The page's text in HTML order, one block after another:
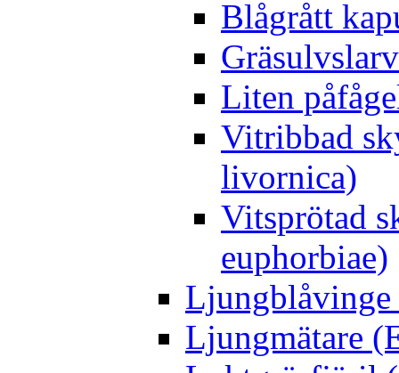
Blågrått
Liten
Vitribbad
livornica)
Vitsprötad
euphorbiae)
Ljungblåvinge
Ljungmätare